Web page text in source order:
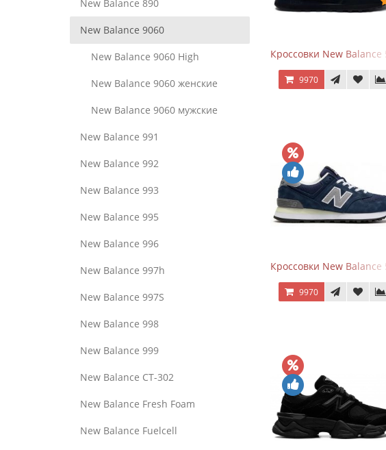
New Balance 890
New Balance 9060
New Balance 9060 High
New Balance 9060 женские
New Balance 9060 мужские
New Balance 991
New Balance 992
New Balance 993
New Balance 995
New Balance 996
New Balance 997h
New Balance 997S
New Balance 998
New Balance 999
New Balance CT-302
New Balance Fresh Foam
New Balance Fuelcell
Кроссовки New Balance
9970
Кроссовки New Balance
9970